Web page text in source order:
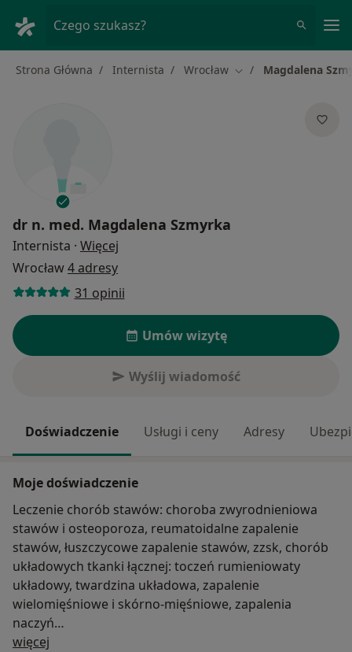
Czego szukasz?
Strona Główna Internista Wrocław Zmień miasto
Magdalena
dr n. med. Magdalena Szmyrka
Internista · Więcej
Wrocław4 adresy
31 opinii
Umów wizytę
Wyślij wiadomość
Doświadczenie Usługi i ceny Adresy
Moje doświadczenie
Leczenie chorób stawów: choroba zwyrodnieniowa
stawów i osteoporoza, reumatoidalne zapalenie
stawów, łuszczycowe zapalenie stawów, zzsk, chorób
układowych tkanki łącznej: toczeń rumieniowaty
układowy, twardzina układowa, zapalenie
wielomięśniowe i skórno-mięśniowe, zapalenia
naczyń…
więcej